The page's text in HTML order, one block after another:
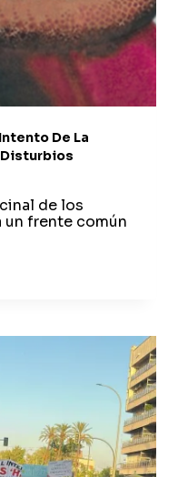
De La
de los
un frente común